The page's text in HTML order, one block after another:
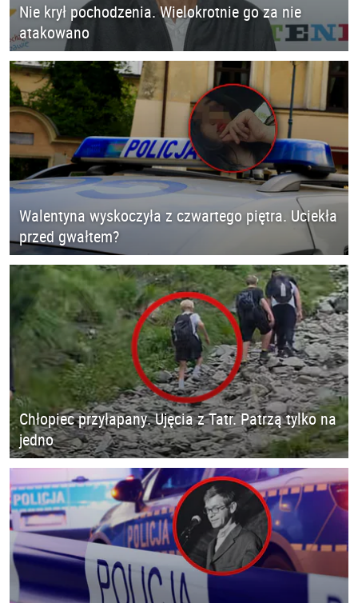
Nie krył pochodzenia. Wielokrotnie go za nie
atakowano
Walentyna wyskoczyła z czwartego piętra. Uciekła
przed gwałtem?
Chłopiec przyłapany. Ujęcia z Tatr. Patrzą tylko na
jedno